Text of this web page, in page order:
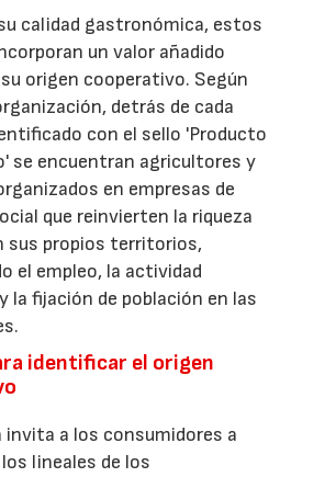
calidad gastronómica, estos
un valor añadido
origen cooperativo. Según
detrás de cada
con el sello 'Producto
se encuentran agricultores y
en empresas de
que reinvierten la riqueza
sus propios territorios,
el empleo, la actividad
la fijación de población en las
identificar el origen
invita a los consumidores a
lineales de los